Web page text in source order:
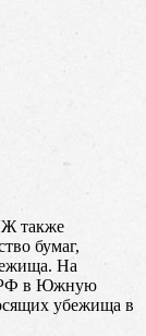
также
бумаг,
На
РФ в Южную
убежища в